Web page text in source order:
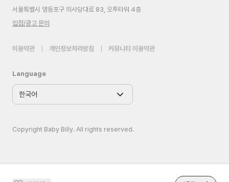
서울특별시 영등포구 의사당대로 83, 오투타워 4층
입점/광고 문의
이용약관 개인정보처리방침 커뮤니티 이용약관
Language
Copyright Baby Billy. All rights reserved.